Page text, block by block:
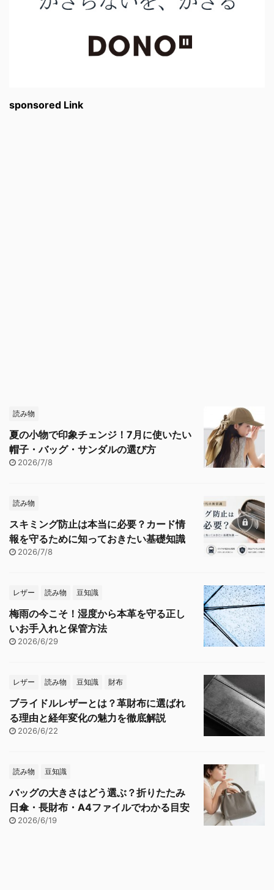
sponsored Link
読み物
夏の小物で印象チェンジ！7月に使いたい
帽子・バッグ・サンダルの選び方
2026/7/8
読み物
スキミング防止は本当に必要？カード情
報を守るために知っておきたい基礎知識
2026/7/8
レザー 読み物 豆知識
梅雨の今こそ！湿度から本革を守る正し
いお手入れと保管方法
2026/6/29
レザー 読み物 豆知識 財布
ブライドルレザーとは？革財布に選ばれ
る理由と経年変化の魅力を徹底解説
2026/6/22
読み物 豆知識
バッグの大きさはどう選ぶ？折りたたみ
日傘・長財布・A4ファイルでわかる目安
2026/6/19